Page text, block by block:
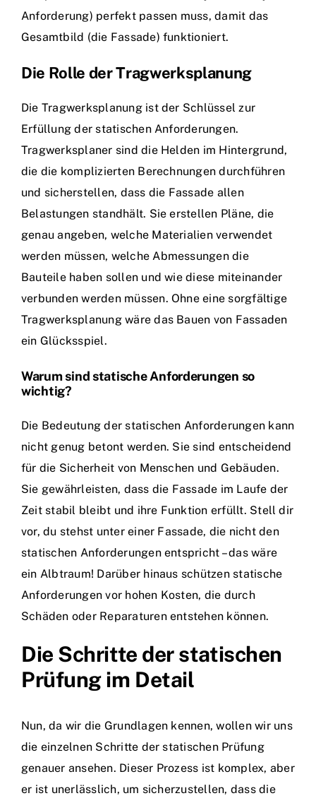
Anforderung) perfekt passen muss, damit das
Gesamtbild (die Fassade) funktioniert.
Die Rolle der Tragwerksplanung
Die Tragwerksplanung ist der Schlüssel zur
Erfüllung der statischen Anforderungen.
Tragwerksplaner sind die Helden im Hintergrund,
die die komplizierten Berechnungen durchführen
und sicherstellen, dass die Fassade allen
Belastungen standhält. Sie erstellen Pläne, die
genau angeben, welche Materialien verwendet
werden müssen, welche Abmessungen die
Bauteile haben sollen und wie diese miteinander
verbunden werden müssen. Ohne eine sorgfältige
Tragwerksplanung wäre das Bauen von Fassaden
ein Glücksspiel.
Warum sind statische Anforderungen so
wichtig?
Die Bedeutung der statischen Anforderungen kann
nicht genug betont werden. Sie sind entscheidend
für die Sicherheit von Menschen und Gebäuden.
Sie gewährleisten, dass die Fassade im Laufe der
Zeit stabil bleibt und ihre Funktion erfüllt. Stell dir
vor, du stehst unter einer Fassade, die nicht den
statischen Anforderungen entspricht – das wäre
ein Albtraum! Darüber hinaus schützen statische
Anforderungen vor hohen Kosten, die durch
Schäden oder Reparaturen entstehen können.
Die Schritte der statischen
Prüfung im Detail
Nun, da wir die Grundlagen kennen, wollen wir uns
die einzelnen Schritte der statischen Prüfung
genauer ansehen. Dieser Prozess ist komplex, aber
er ist unerlässlich, um sicherzustellen, dass die